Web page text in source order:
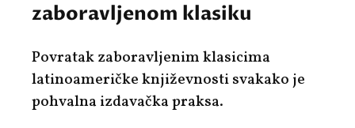
zaboravljenom klasiku
Povratak zaboravljenim klasicima
latinoameričke književnosti svakako je
pohvalna izdavačka praksa.